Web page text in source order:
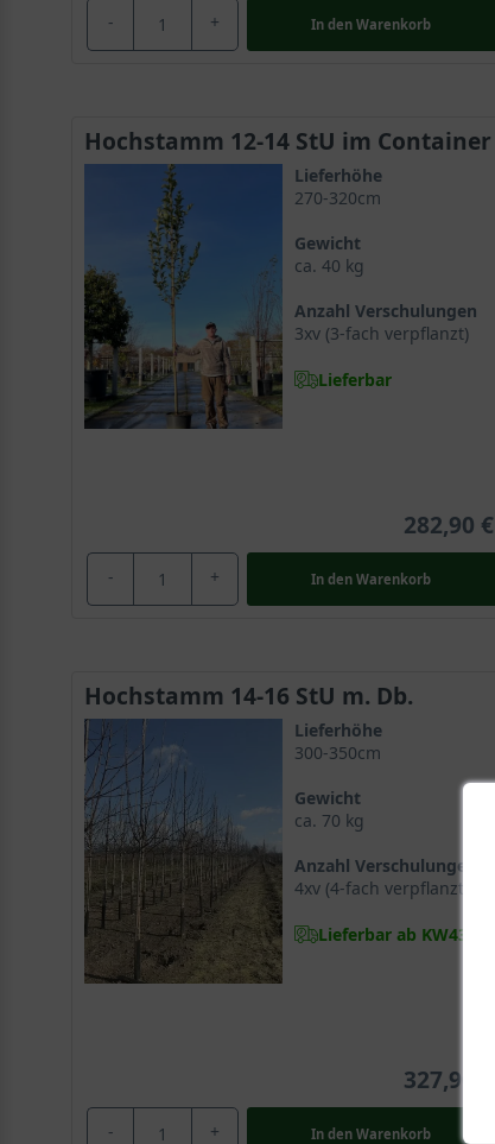
- + In den Warenkorb
Hochstamm 12-14 StU im Container
Lieferhöhe
270-320cm
Gewicht
ca. 40 kg
Anzahl Verschulungen
3xv (3-fach verpflanzt)
Lieferbar
282,90 €
- + In den Warenkorb
Hochstamm 14-16 StU m. Db.
Lieferhöhe
300-350cm
Gewicht
ca. 70 kg
Anzahl Verschulungen
4xv (4-fach verpflanzt)
Lieferbar ab KW43
327,90 €
- + In den Warenkorb